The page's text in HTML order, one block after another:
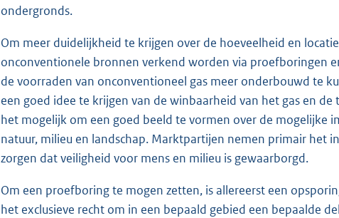
ondergronds.
Om meer duidelijkheid te krijgen over de hoeveelheid en
onconventionele bronnen verkend worden via proefboringen
de voorraden van onconventioneel gas meer onderbouwd te
een goed idee te krijgen van de winbaarheid van het gas en
het mogelijk om een goed beeld te vormen over de mogelijke
natuur, milieu en landschap. Marktpartijen nemen primair
zorgen dat veiligheid voor mens en milieu is gewaarborgd.
Om een proefboring te mogen zetten, is allereerst een
het exclusieve recht om in een bepaald gebied een bepaalde